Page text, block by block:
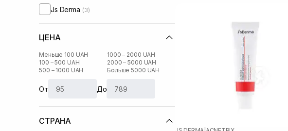
Js Derma (3)
ЦЕНА
Меньше 100 UAH
100 – 500 UAH
500 – 1000 UAH
1000 – 2000 UAH
2000 – 5000 UAH
Больше 5000 UAH
От До
СТРАНА